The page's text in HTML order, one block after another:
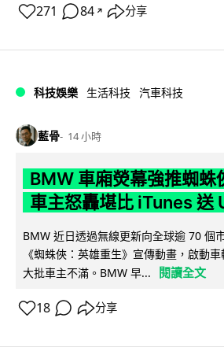
271 84 ↗ 分享
科技娛樂 生活科技 汽車科技
藍骨 14 小時
BMW 車廂熒幕強推蜘
車主怒轟堪比 iTunes 送
BMW 近日透過無線更新向全球逾 70 個
《蜘蛛俠：英雄重生》宣傳動畫，啟動
大批車主不滿。BMW 早...
閱讀全文
18 分享